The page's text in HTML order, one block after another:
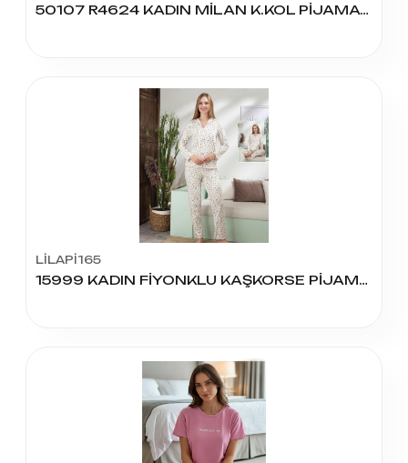
50107 R4624 KADIN MİLAN K.KOL PİJAMA TAKIM
LİLAPİ165
15999 KADIN FİYONKLU KAŞKORSE PİJAMA TAKIM